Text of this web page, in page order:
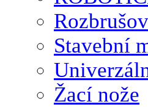
Stavební
Žací nože